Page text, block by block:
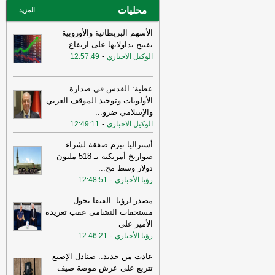
محليات المزيد
الأسهم البريطانية والأوروبية
تفتتح تداولاتها على ارتفاع
الوكيل الاخباري -
12:57:49
عطية: القدس في صدارة
الأولويات وتوحيد الموقف العربي
والإسلامي ضرو...
الوكيل الاخباري -
12:49:11
أستراليا تبرم صفقة لشراء
صواريخ أمريكية بـ 518 مليون
دولار وسط مخ...
رؤيا الأخباري -
12:48:51
مصدر لرؤيا: الفيفا يحول
مستحقات النشامى عقب تغريدة
الأمير علي
رؤيا الأخباري -
12:46:21
عادت من جديد.. صنادل الإصبع
تتربع على عرش موضة صيف